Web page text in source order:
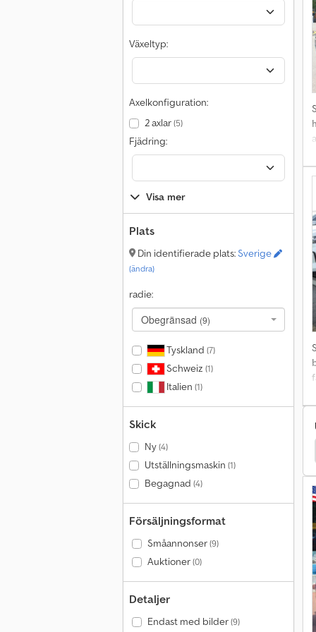
Växeltyp:
Axelkonfiguration:
2 axlar(5)
Fjädring:
Visa mer
Plats
Din identifierade plats:Sverige
(ändra)
radie:
Obegränsad (9)
Tyskland (7)
Schweiz (1)
Italien (1)
Skick
Ny(4)
Utställningsmaskin (1)
Begagnad (4)
Försäljningsformat
Småannonser(9)
Auktioner(0)
Detaljer
Endast med bilder(9)
Dodge Charger Transportbilar